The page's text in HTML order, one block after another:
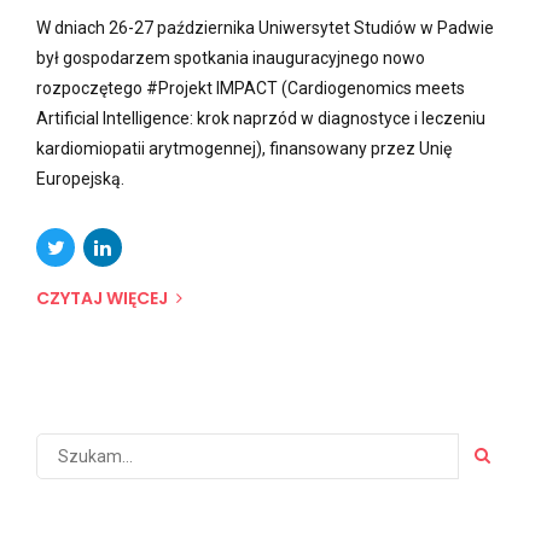
rozpoczętego #Projekt IMPACT (Cardiogenomics meets
Artificial Intelligence: krok naprzód w diagnostyce i leczeniu
kardiomiopatii arytmogennej), finansowany przez Unię
Europejską.
CZYTAJ WIĘCEJ
Ostatnie posty